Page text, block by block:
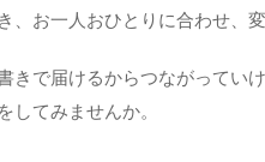
お一人おひとりに合わせ、
きで届けるからつながっていけ
してみませんか。